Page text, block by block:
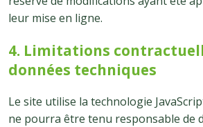
leur mise en ligne.
4. Limitations
données techniques
Le site utilise la technologie
ne pourra être tenu responsable de